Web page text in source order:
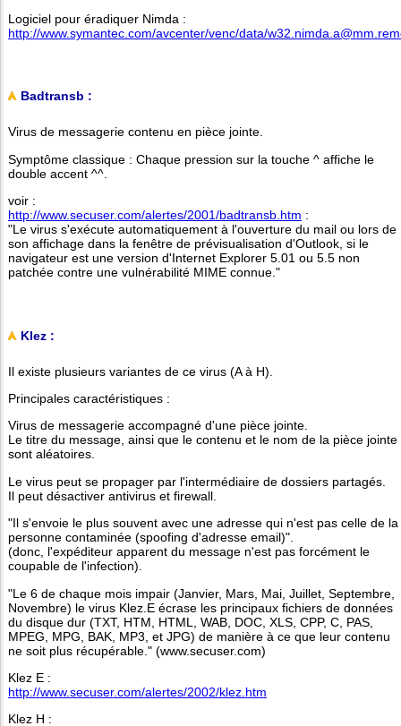
Logiciel pour éradiquer Nimda :
http://www.symantec.com/avcenter/venc/data/
Badtransb :
Virus de messagerie contenu en pièce jointe.
Symptôme classique : Chaque pression sur la touche ^ affiche le
double accent ^^.
voir :
http://www.secuser.com/alertes/2001/badtransb.htm :
"Le virus s'exécute automatiquement à l'ouverture du mail ou lors de
son affichage dans la fenêtre de prévisualisation d'Outlook, si le
navigateur est une version d'Internet Explorer 5.01 ou 5.5 non
patchée contre une vulnérabilité MIME connue."
Klez :
Il existe plusieurs variantes de ce virus (A à H).
Principales caractéristiques :
Virus de messagerie accompagné d'une pièce jointe.
Le titre du message, ainsi que le contenu et le nom de la pièce jointe
sont aléatoires.
Le virus peut se propager par l'intermédiaire de dossiers partagés.
Il peut désactiver antivirus et firewall.
"Il s'envoie le plus souvent avec une adresse qui n'est pas celle de la
personne contaminée (spoofing d'adresse email)".
(donc, l'expéditeur apparent du message n'est pas forcément le
coupable de l'infection).
"Le 6 de chaque mois impair (Janvier, Mars, Mai, Juillet, Septembre,
Novembre) le virus Klez.E écrase les principaux fichiers de données
du disque dur (TXT, HTM, HTML, WAB, DOC, XLS, CPP, C, PAS,
MPEG, MPG, BAK, MP3, et JPG) de manière à ce que leur contenu
ne soit plus récupérable." (www.secuser.com)
Klez E :
http://www.secuser.com/alertes/2002/klez.htm
Klez H :